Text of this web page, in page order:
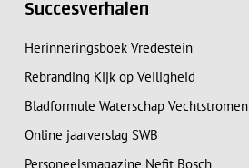
Succesverhalen
Herinneringsboek Vredestein
Rebranding Kijk op Veiligheid
Bladformule Waterschap Vechtstromen
Online jaarverslag SWB
Personeelsmagazine Nefit Bosch